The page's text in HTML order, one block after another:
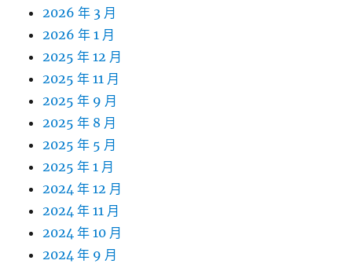
2026 年 3 月
2026 年 1 月
2025 年 12 月
2025 年 11 月
2025 年 9 月
2025 年 8 月
2025 年 5 月
2025 年 1 月
2024 年 12 月
2024 年 11 月
2024 年 10 月
2024 年 9 月